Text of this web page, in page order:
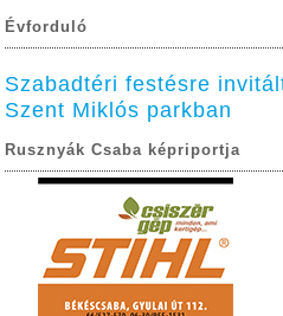
Évforduló
Szabadtéri festésre
Szent Miklós parkban
Rusznyák Csaba képriportja